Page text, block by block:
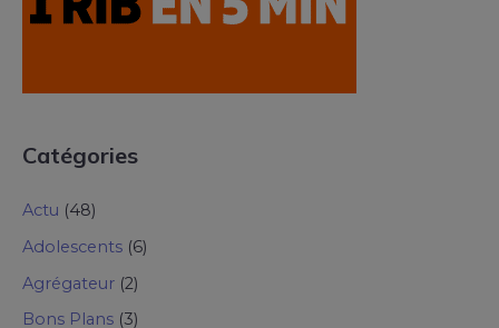
Catégories
Actu (48)
Adolescents (6)
Agrégateur (2)
Bons Plans (3)